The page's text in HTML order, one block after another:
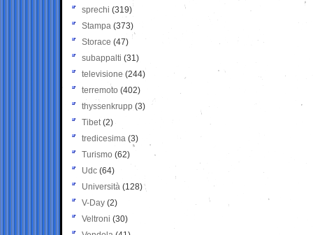
sprechi (319)
Stampa (373)
Storace (47)
subappalti (31)
televisione(244)
terremoto (402)
thyssenkrupp (3)
Tibet(2)
tredicesima (3)
Turismo (62)
Udc (64)
Università (128)
V-Day (2)
Veltroni (30)